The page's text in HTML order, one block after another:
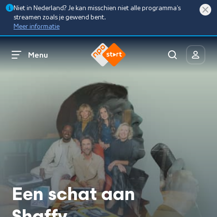
Niet in Nederland? Je kan misschien niet alle programma’s
streamen zoals je gewend bent.
Meer informatie
Menu
Een schat aan